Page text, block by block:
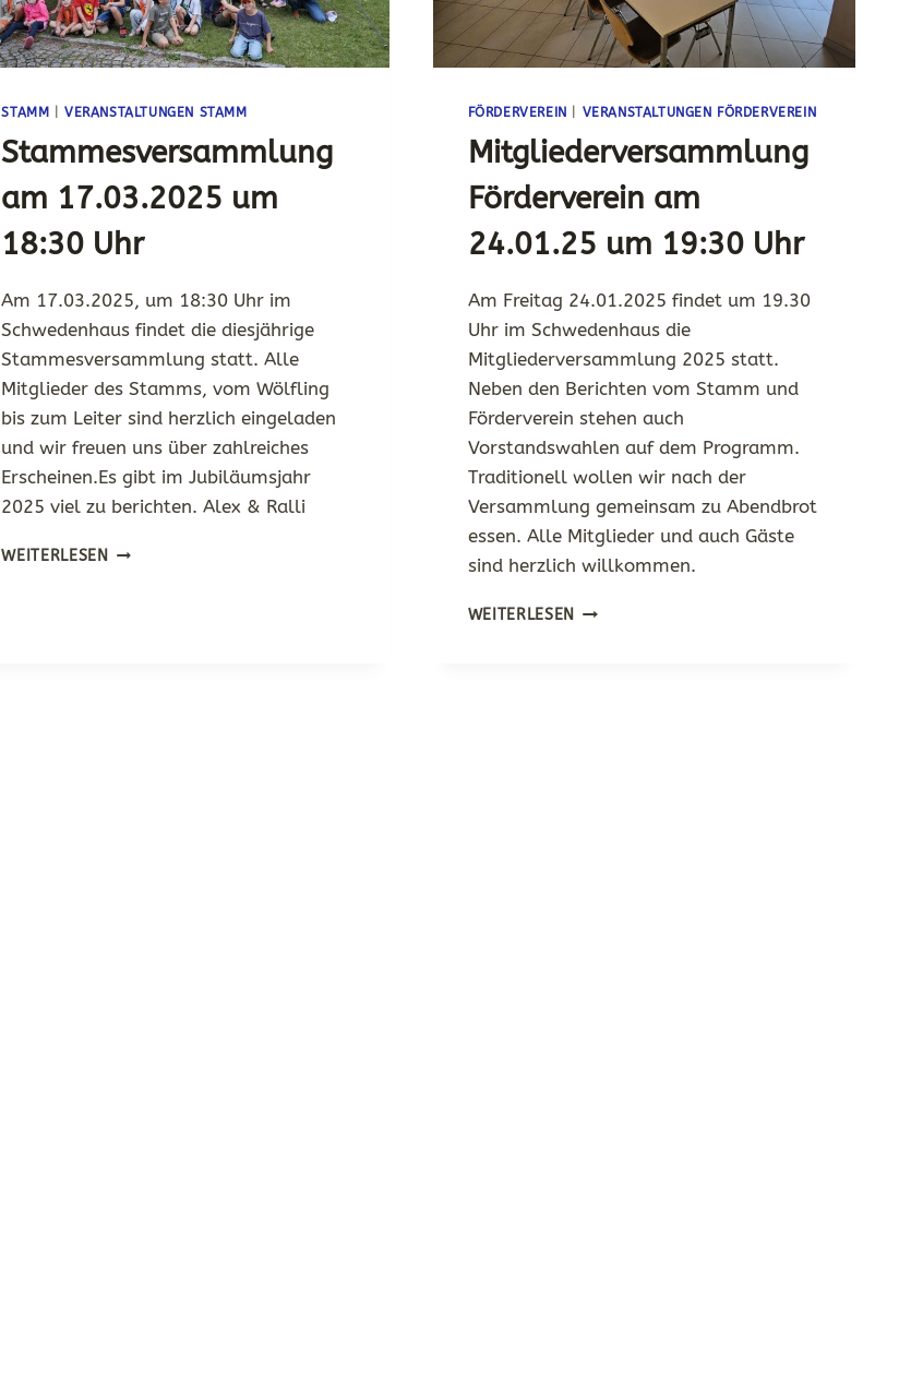
STAMM |VERANSTALTUNGEN STAMM
Stammesversammlung
am 17.03.2025 um
18:30 Uhr
Am 17.03.2025, um 18:30 Uhr im
Schwedenhaus findet die diesjährige
Stammesversammlung statt. Alle
Mitglieder des Stamms, vom Wölfling
bis zum Leiter sind herzlich eingeladen
und wir freuen uns über zahlreiches
Erscheinen.Es gibt im Jubiläumsjahr
2025 viel zu berichten. Alex & Ralli
WEITERLESENSTAMMESVERSAMMLUNG
FÖRDERVEREIN VERANSTALTUNGEN FÖRDERVEREIN
Mitgliederversammlung
Förderverein am
24.01.25 um 19:30 Uhr
Am Freitag 24.01.2025 findet um 19.30
Uhr im Schwedenhaus die
Mitgliederversammlung 2025 statt.
Neben den Berichten vom Stamm und
Förderverein stehen auch
Vorstandswahlen auf dem Programm.
Traditionell wollen wir nach der
Versammlung gemeinsam zu Abendbrot
essen. Alle Mitglieder und auch Gäste
sind herzlich willkommen.
WEITERLESEN MITGLIEDERVERSAMMLUNG